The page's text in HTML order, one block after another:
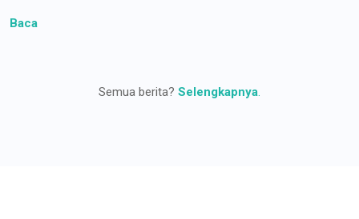
Baca
Semua berita? Selengkapnya.